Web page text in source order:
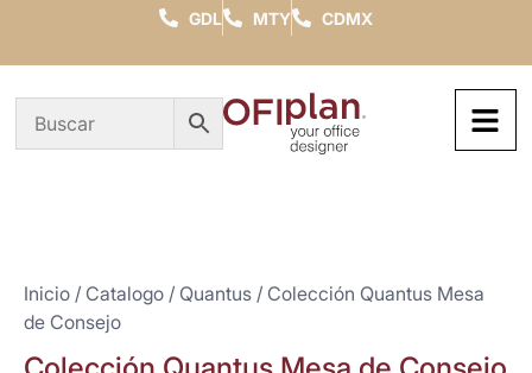
GDL MTY CDMX
Inicio / Catalogo / Quantus / Colección Quantus Mesa
de Consejo